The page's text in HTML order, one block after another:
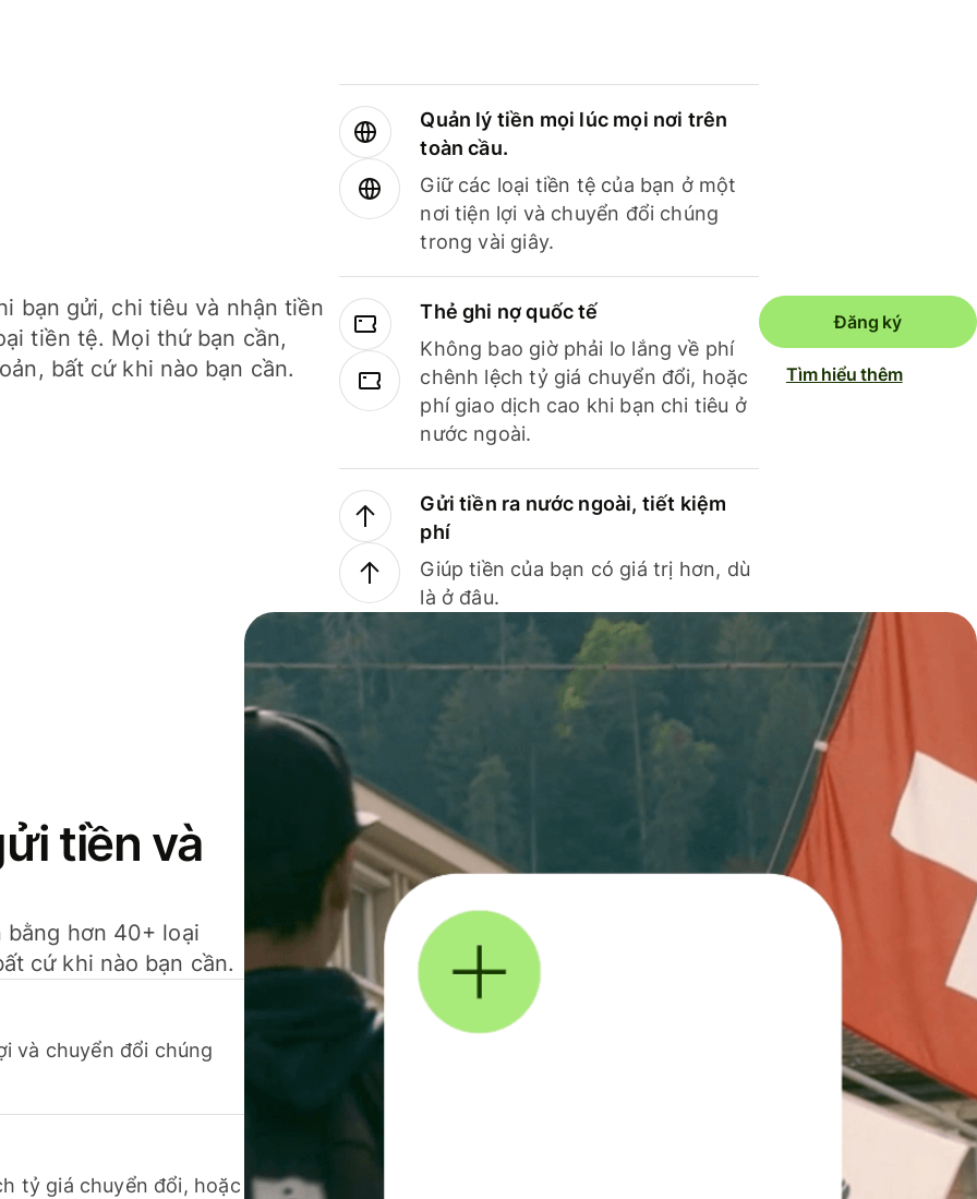
bạn gửi, chi tiêu và nhận tiền
tiền tệ. Mọi thứ bạn cần,
bất cứ khi nào bạn cần.
Quản lý tiền mọi lúc mọi nơi trên
toàn cầu.
Giữ các loại tiền tệ của bạn ở một
nơi tiện lợi và chuyển đổi chúng
trong vài giây.
Thẻ ghi nợ quốc tế
Không bao giờ phải lo lắng về phí
chênh lệch tỷ giá chuyển đổi, hoặc
phí giao dịch cao khi bạn chi tiêu ở
nước ngoài.
Gửi tiền ra nước ngoài, tiết kiệm
phí
Giúp tiền của bạn có giá trị hơn, dù
là ở đâu.
Đăng ký
Tìm hiểu thêm
tiền và
hơn 40+ loại
cứ khi nào bạn cần.
và chuyển đổi chúng
tỷ giá chuyển đổi, hoặc